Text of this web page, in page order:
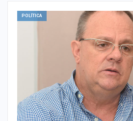
POLÍTICA